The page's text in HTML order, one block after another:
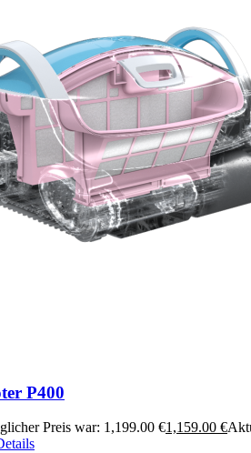
P400
Preis war: 1,199.00 €1,159.00 €